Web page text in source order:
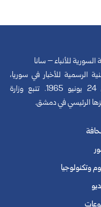
السورية للأنباء – سانا
الرسمية للأخبار في سوريا،
تأسست في 24 يونيو 1965. تتبع وزارة
الرئيسي في دمشق.
وتكنولوجيا